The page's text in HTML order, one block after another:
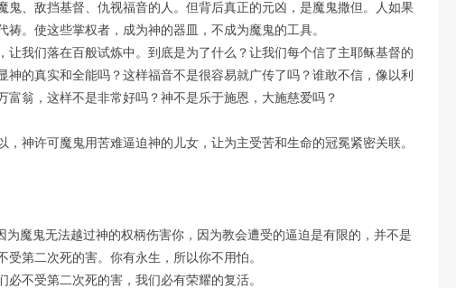
、敌挡基督、仇视福音的人。但背后真正的元凶，是魔鬼撒但。人如果
。使这些掌权者，成为神的器皿，不成为魔鬼的工具。
我们落在百般试炼中。到底是为了什么？让我们每个信了主耶稣基督的
的真实和全能吗？这样福音不是很容易就广传了吗？谁敢不信，像以利
翁，这样不是非常好吗？神不是乐于施恩，大施慈爱吗？
神许可魔鬼用苦难逼迫神的儿女，让为主受苦和生命的冠冕紧密关联。
魔鬼无法越过神的权柄伤害你，因为教会遭受的逼迫是有限的，并不是
第二次死的害。你有永生，所以你不用怕。
不受第二次死的害，我们必有荣耀的复活。